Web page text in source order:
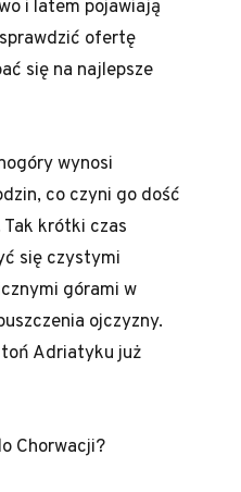
ofertę
się na najlepsze
wynosi
co czyni go dość
krótki czas
się czystymi
górami w
ojczyzny.
Adriatyku już
Chorwacji?